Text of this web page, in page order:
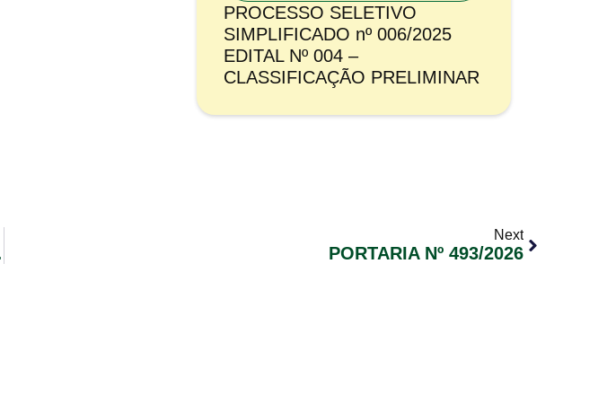
PROCESSO SELETIVO
SIMPLIFICADO nº 006/2025
EDITAL Nº 004 –
CLASSIFICAÇÃO PRELIMINAR
2026
Next
PORTARIA Nº 493/2026